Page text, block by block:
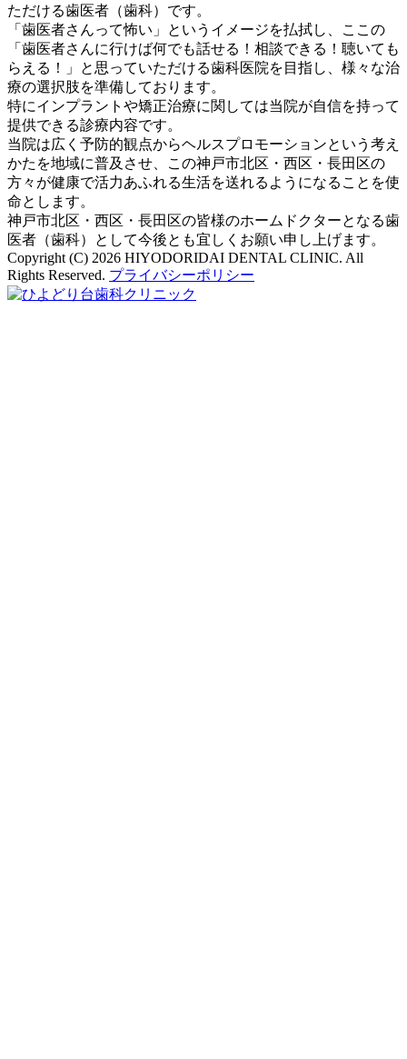
ただける歯医者（歯科）です。
「歯医者さんって怖い」というイメージを払拭し、ここの
「歯医者さんに行けば何でも話せる！相談できる！聴いても
らえる！」と思っていただける歯科医院を目指し、様々な治
療の選択肢を準備しております。
特にインプラントや矯正治療に関しては当院が自信を持って
提供できる診療内容です。
当院は広く予防的観点からヘルスプロモーションという考え
かたを地域に普及させ、この神戸市北区・西区・長田区の
方々が健康で活力あふれる生活を送れるようになることを使
命とします。
神戸市北区・西区・長田区の皆様のホームドクターとなる歯
医者（歯科）として今後とも宜しくお願い申し上げます。
Copyright (C) 2026 HIYODORIDAI DENTAL CLINIC. All
Rights Reserved. プライバシーポリシー